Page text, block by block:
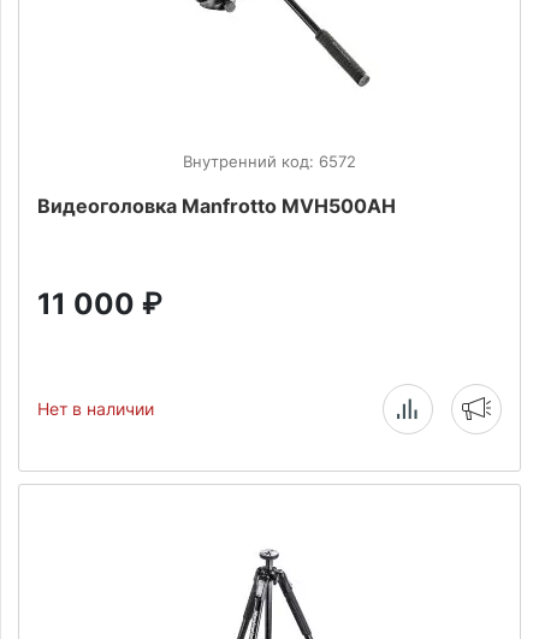
Внутренний код: 6572
Видеоголовка Manfrotto MVH500AH
11 000 ₽
Нет в наличии